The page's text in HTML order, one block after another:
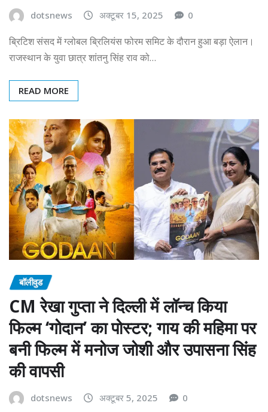
dotsnews अक्टूबर 15, 2025 0
ब्रिटिश संसद में ग्लोबल ब्रिलियंस फोरम समिट के दौरान हुआ बड़ा ऐलान।
राजस्थान के युवा छात्र शांतनु सिंह राव को…
READ MORE
बॉलीवुड
CM रेखा गुप्ता ने दिल्ली में लॉन्च किया
फिल्म ‘गोदान’ का पोस्टर; गाय की महिमा पर
बनी फिल्म में मनोज जोशी और उपासना सिंह
की वापसी
dotsnews अक्टूबर 5, 2025 0